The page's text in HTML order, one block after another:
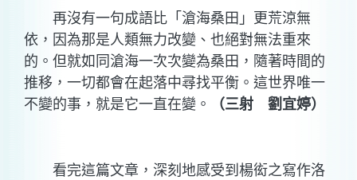
再沒有一句成語比「滄海桑田」更荒涼無
依，因為那是人類無力改變、也絕對無法重來
的。但就如同滄海一次次變為桑田，隨著時間的
推移，一切都會在起落中尋找平衡。這世界唯一
不變的事，就是它一直在變。
（三射 劉宜婷）
看完這篇文章，深刻地感受到楊衒之寫作洛